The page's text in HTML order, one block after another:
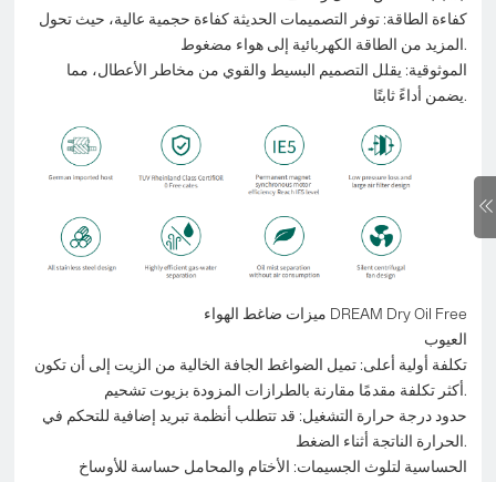
كفاءة الطاقة: توفر التصميمات الحديثة كفاءة حجمية عالية، حيث تحول
المزيد من الطاقة الكهربائية إلى هواء مضغوط.
الموثوقية: يقلل التصميم البسيط والقوي من مخاطر الأعطال، مما
يضمن أداءً ثابتًا.
ميزات ضاغط الهواء DREAM Dry Oil Free
العيوب
تكلفة أولية أعلى: تميل الضواغط الجافة الخالية من الزيت إلى أن تكون
أكثر تكلفة مقدمًا مقارنة بالطرازات المزودة بزيوت تشحيم.
حدود درجة حرارة التشغيل: قد تتطلب أنظمة تبريد إضافية للتحكم في
الحرارة الناتجة أثناء الضغط.
الحساسية لتلوث الجسيمات: الأختام والمحامل حساسة للأوساخ